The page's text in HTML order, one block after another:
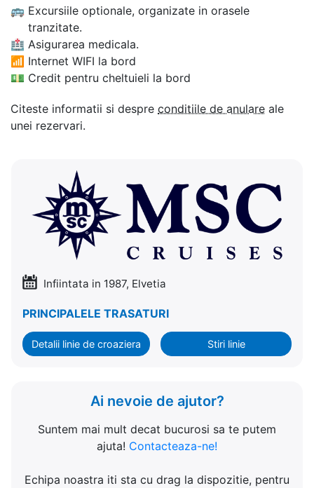
🚌 Excursiile optionale, organizate in orasele
tranzitate.
🏥 Asigurarea medicala.
📶 Internet WIFI la bord
💵 Credit pentru cheltuieli la bord
Citeste informatii si despre conditiile de anulare ale
unei rezervari.
Infiintata in 1987, Elvetia
PRINCIPALELE TRASATURI
Detalii linie de croaziera Stiri linie
Ai nevoie de ajutor?
Suntem mai mult decat bucurosi sa te putem
ajuta! Contacteaza-ne!
Echipa noastra iti sta cu drag la dispozitie, pentru